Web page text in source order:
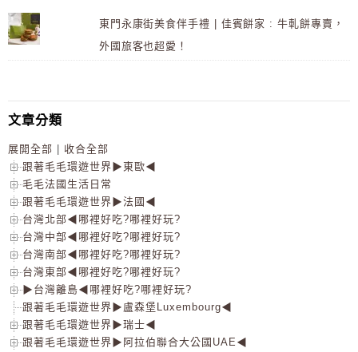
東門永康街美食伴手禮 | 佳賓餅家 : 牛軋餅專賣，
外國旅客也超愛！
文章分類
展開全部
收合全部
跟著毛毛環遊世界▶東歐◀
毛毛法國生活日常
跟著毛毛環遊世界▶法國◀
台灣北部◀哪裡好吃?哪裡好玩?
台灣中部◀哪裡好吃?哪裡好玩?
台灣南部◀哪裡好吃?哪裡好玩?
台灣東部◀哪裡好吃?哪裡好玩?
▶台灣離島◀哪裡好吃?哪裡好玩?
跟著毛毛環遊世界▶盧森堡Luxembourg◀
跟著毛毛環遊世界▶瑞士◀
跟著毛毛環遊世界▶阿拉伯聯合大公國UAE◀